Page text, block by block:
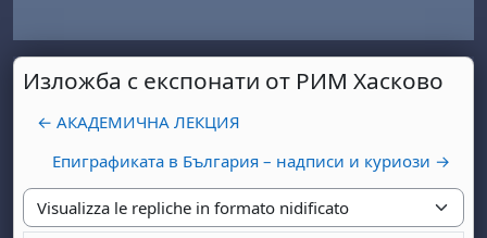
Изложба с експонати от РИМ Хасково
← АКАДЕМИЧНА ЛЕКЦИЯ
Епиграфиката в България – надписи и куриози →
Modalità visualizzazione